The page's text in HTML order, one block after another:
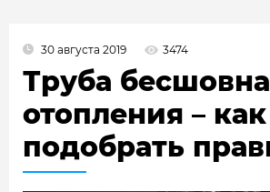
30 августа 2019 3474
Труба
отопления – как
подобрать